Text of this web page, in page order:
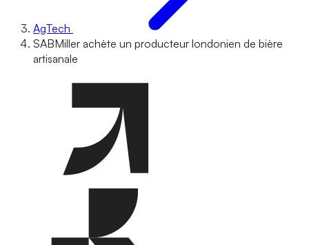
AgTech
SABMiller achète un producteur londonien de bière
artisanale